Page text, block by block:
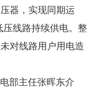
器， 实现同期运
线路持续供电。 整
未对线路用户用电造
部主任张晖东介